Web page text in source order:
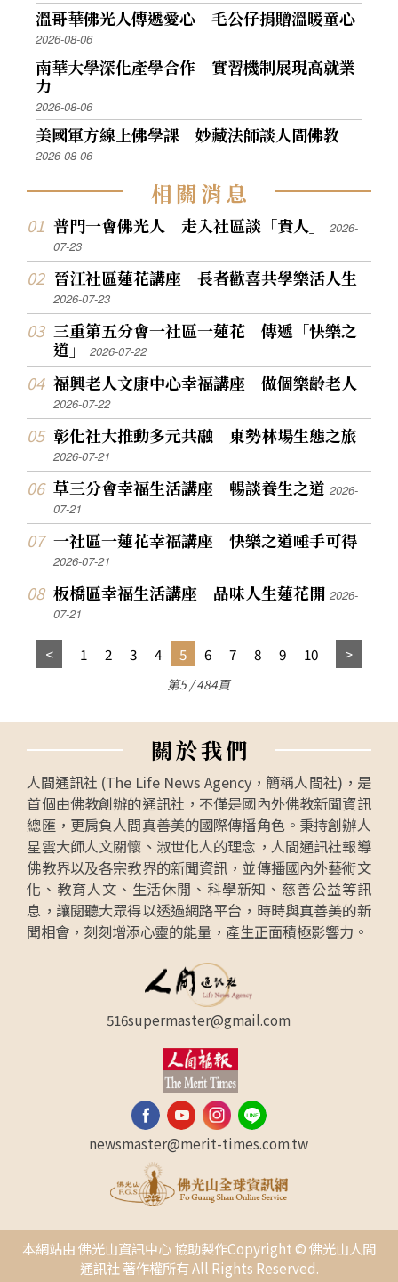
溫哥華佛光人傳遞愛心 毛公仔捐贈溫暖童心
2026-08-06
南華大學深化產學合作 實習機制展現高就業
力
2026-08-06
美國軍方線上佛學課 妙藏法師談人間佛教
2026-08-06
相關消息
普門一會佛光人 走入社區談「貴人」2026-
07-23
晉江社區蓮花講座 長者歡喜共學樂活人生
2026-07-23
三重第五分會一社區一蓮花 傳遞「快樂之
道」2026-07-22
福興老人文康中心幸福講座 做個樂齡老人
2026-07-22
彰化社大推動多元共融 東勢林場生態之旅
2026-07-21
草三分會幸福生活講座 暢談養生之道2026-
07-21
一社區一蓮花幸福講座 快樂之道唾手可得
2026-07-21
板橋區幸福生活講座 品味人生蓮花開2026-
07-21
1 2 3 4 5 6 7 8 9 10
第5 / 484頁
關於我們
人間通訊社 (The Life News Agency，簡稱人間社)，是
首個由佛教創辦的通訊社，不僅是國內外佛教新聞資訊
總匯，更肩負人間真善美的國際傳播角色。秉持創辦人
星雲大師人文關懷、淑世化人的理念，人間通訊社報導
佛教界以及各宗教界的新聞資訊，並傳播國內外藝術文
化、教育人文、生活休閒、科學新知、慈善公益等訊
息，讓閱聽大眾得以透過網路平台，時時與真善美的新
聞相會，刻刻增添心靈的能量，產生正面積極影響力。
516supermaster@gmail.com
newsmaster@merit-times.com.tw
本網站由 佛光山資訊中心 協助製作Copyright © 佛光山人間
通訊社 著作權所有 All Rights Reserved.